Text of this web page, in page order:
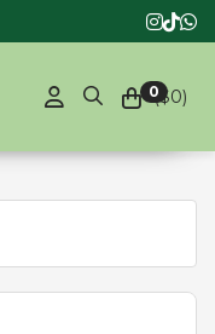
0($0)